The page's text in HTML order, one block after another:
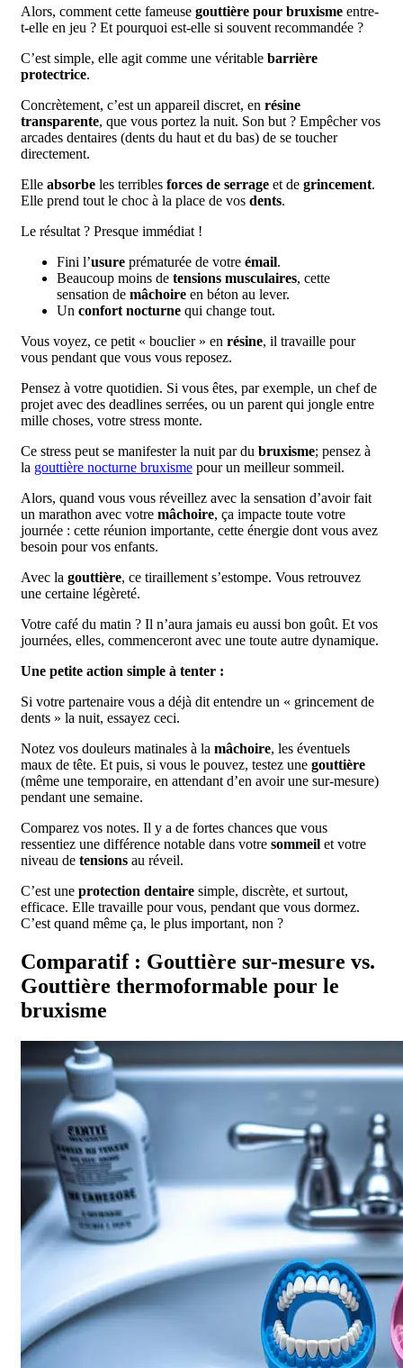
Alors, comment cette fameuse gouttière pour bruxisme entre-
t-elle en jeu ? Et pourquoi est-elle si souvent recommandée ?
C’est simple, elle agit comme une véritable barrière
protectrice.
Concrètement, c’est un appareil discret, en résine
transparente, que vous portez la nuit. Son but ? Empêcher vos
arcades dentaires (dents du haut et du bas) de se toucher
directement.
Elle absorbe les terribles forces de serrage et de grincement.
Elle prend tout le choc à la place de vos dents.
Le résultat ? Presque immédiat !
Fini l’usure prématurée de votre émail.
Beaucoup moins de tensions musculaires, cette
sensation de mâchoire en béton au lever.
Un confort nocturne qui change tout.
Vous voyez, ce petit « bouclier » en résine, il travaille pour
vous pendant que vous vous reposez.
Pensez à votre quotidien. Si vous êtes, par exemple, un chef de
projet avec des deadlines serrées, ou un parent qui jongle entre
mille choses, votre stress monte.
Ce stress peut se manifester la nuit par du bruxisme; pensez à
la gouttière nocturne bruxisme pour un meilleur sommeil.
Alors, quand vous vous réveillez avec la sensation d’avoir fait
un marathon avec votre mâchoire, ça impacte toute votre
journée : cette réunion importante, cette énergie dont vous avez
besoin pour vos enfants.
Avec la gouttière, ce tiraillement s’estompe. Vous retrouvez
une certaine légèreté.
Votre café du matin ? Il n’aura jamais eu aussi bon goût. Et vos
journées, elles, commenceront avec une toute autre dynamique.
Une petite action simple à tenter :
Si votre partenaire vous a déjà dit entendre un « grincement de
dents » la nuit, essayez ceci.
Notez vos douleurs matinales à la mâchoire, les éventuels
maux de tête. Et puis, si vous le pouvez, testez une gouttière
(même une temporaire, en attendant d’en avoir une sur-mesure)
pendant une semaine.
Comparez vos notes. Il y a de fortes chances que vous
ressentiez une différence notable dans votre sommeil et votre
niveau de tensions au réveil.
C’est une protection dentaire simple, discrète, et surtout,
efficace. Elle travaille pour vous, pendant que vous dormez.
C’est quand même ça, le plus important, non ?
Comparatif : Gouttière sur-mesure vs.
Gouttière thermoformable pour le
bruxisme